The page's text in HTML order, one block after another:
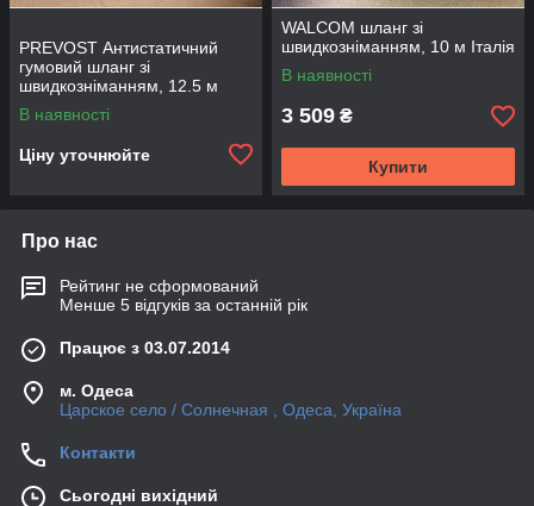
PREVOST Антистатичний
гумовий шланг зі
швидкозніманням, 12.5 м
Stoflex Anti-Static Rubber
Hose
В наявності
Ціну уточнюйте
WALCOM шланг зі
швидкозніманням, 10 м Італія
В наявності
3 509 ₴
Купити
Про нас
Рейтинг не сформований
Менше 5 відгуків за останній рік
Працює з 03.07.2014
м. Одеса
Царское село / Солнечная , Одеса, Україна
Контакти
Сьогодні вихідний